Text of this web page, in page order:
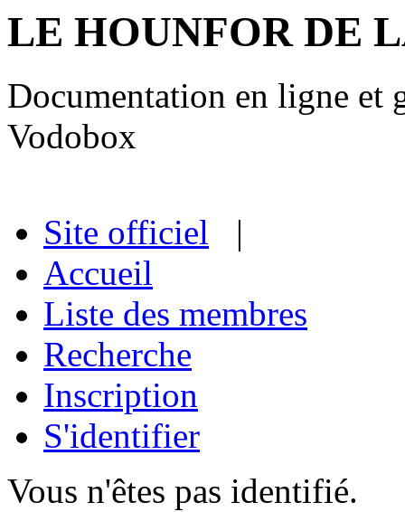
LE HOUNFOR DE
Documentation en ligne et
Vodobox
Site officiel |
Accueil
Liste des membres
Recherche
Inscription
S'identifier
Vous n'êtes pas identifié.